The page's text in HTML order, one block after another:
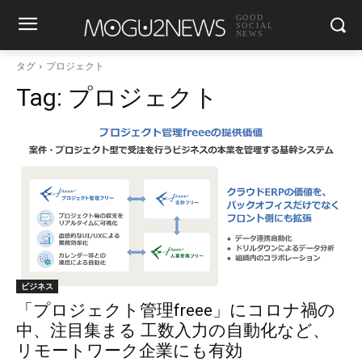
GOOD
SOCIAL
NEWS
タグ プロジェクト
Tag: プロジェクト
ビジネス
「プロジェクト管理freee」にコロナ禍の
中、注目集まる 工数入力の自動化など、
リモートワーク企業にも有効